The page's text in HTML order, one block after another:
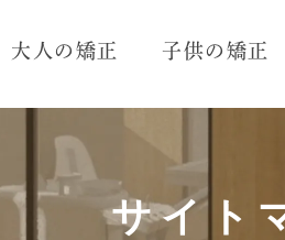
大人の矯正 子供の矯正
サイト